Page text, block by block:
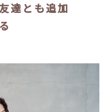
達とも追加